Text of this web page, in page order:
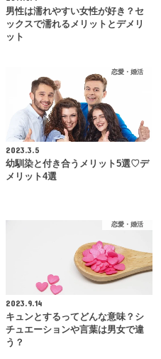
男性は濡れやすい女性が好き？セ
ックスで濡れるメリットとデメリ
ット
恋愛・婚活
2023.3.5
幼馴染と付き合うメリット5選♡デ
メリット4選
恋愛・婚活
2023.9.14
キュンとするってどんな意味？シ
チュエーションや言葉は男女で違
う？